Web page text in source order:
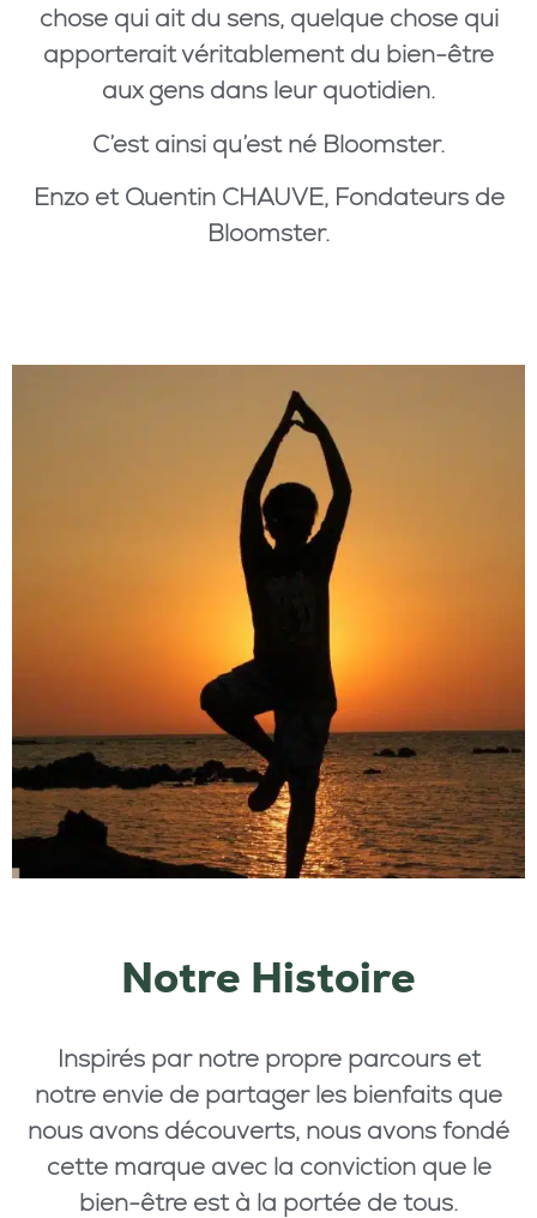
chose qui ait du sens, quelque chose qui
apporterait véritablement du bien-être
aux gens dans leur quotidien.
C’est ainsi qu’est né Bloomster.
Enzo et Quentin CHAUVE, Fondateurs de
Bloomster.
Notre Histoire
Inspirés par notre propre parcours et
notre envie de partager les bienfaits que
nous avons découverts, nous avons fondé
cette marque avec la conviction que le
bien-être est à la portée de tous.